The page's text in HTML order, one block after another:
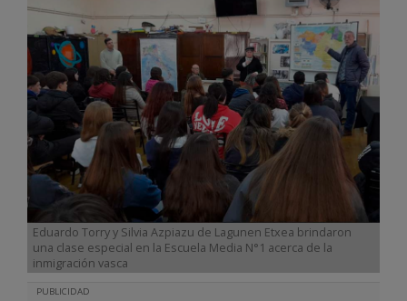
Eduardo Torry y Silvia Azpiazu de Lagunen Etxea brindaron
una clase especial en la Escuela Media N°1 acerca de la
inmigración vasca
PUBLICIDAD